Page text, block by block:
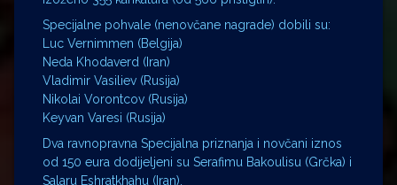
Specijalne pohvale (nenovčane nagrade) dobili su:
Luc Vernimmen (Belgija)
Neda Khodaverd (Iran)
Vladimir Vasiliev (Rusija)
Nikolai Vorontcov (Rusija)
Keyvan Varesi (Rusija)
Dva ravnopravna Specijalna priznanja i novčani iznos
od 150 eura dodijeljeni su Serafimu Bakoulisu (Grčka) i
Salaru Eshratkhahu (Iran).